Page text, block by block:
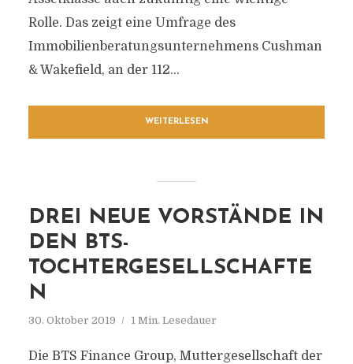
Rolle. Das zeigt eine Umfrage des
Immobilienberatungsunternehmens Cushman
& Wakefield, an der 112...
WEITERLESEN
DREI NEUE VORSTÄNDE IN
DEN BTS-
TOCHTERGESELLSCHAFTE
N
30. Oktober 2019 1 Min. Lesedauer
Die BTS Finance Group, Muttergesellschaft der